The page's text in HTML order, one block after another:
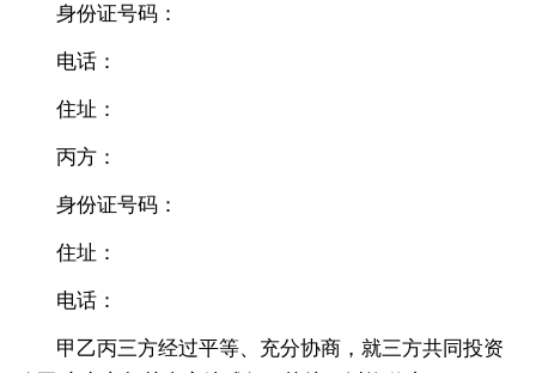
身份证号码：
电话：
住址：
丙方：
身份证号码：
住址：
电话：
甲乙丙三方经过平等、充分协商，就三方共同投资